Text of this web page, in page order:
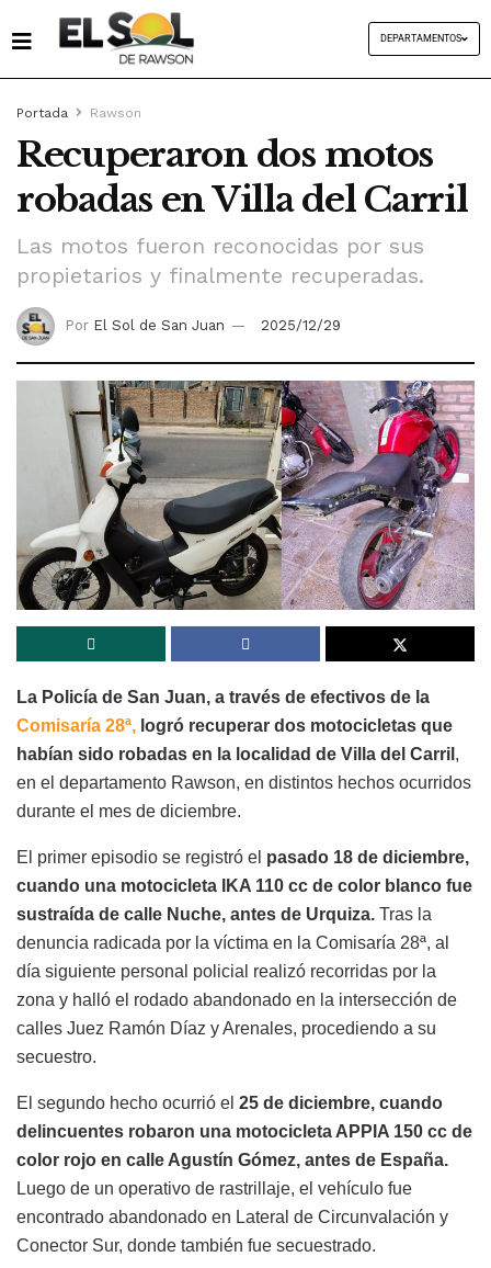
DEPARTAMENTOS
Portada Rawson
Recuperaron dos motos
robadas en Villa del Carril
Las motos fueron reconocidas por sus
propietarios y finalmente recuperadas.
Por El Sol de San Juan 2025/12/29
La Policía de San Juan, a través de efectivos de la
Comisaría 28ª, logró recuperar dos motocicletas que
habían sido robadas en la localidad de Villa del Carril ,
en el departamento Rawson, en distintos hechos ocurridos
durante el mes de diciembre.
El primer episodio se registró el pasado 18 de diciembre,
cuando una motocicleta IKA 110 cc de color blanco fue
sustraída de calle Nuche, antes de Urquiza. Tras la
denuncia radicada por la víctima en la Comisaría 28ª, al
día siguiente personal policial realizó recorridas por la
zona y halló el rodado abandonado en la intersección de
calles Juez Ramón Díaz y Arenales, procediendo a su
secuestro.
El segundo hecho ocurrió el 25 de diciembre, cuando
delincuentes robaron una motocicleta APPIA 150 cc de
color rojo en calle Agustín Gómez, antes de España.
Luego de un operativo de rastrillaje, el vehículo fue
encontrado abandonado en Lateral de Circunvalación y
Conector Sur, donde también fue secuestrado.